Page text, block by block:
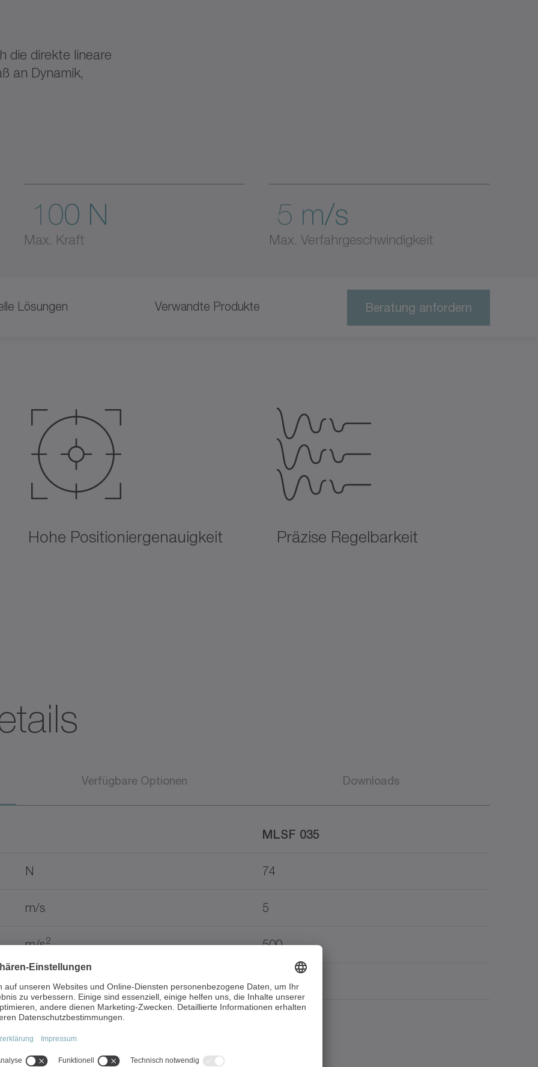
die direkte lineare
an Dynamik,
100 N
Max. Kraft
5 m/s
Max. Verfahrgeschwindigkeit
Lösungen Verwandte Produkte Beratung anfordern
Hohe Positioniergenauigkeit Präzise Regelbarkeit
Verfügbare Optionen Downloads
MLSF 035
N 74
m/s 5
m/s2 500